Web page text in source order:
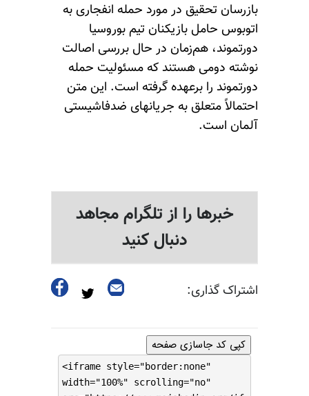
بازرسان تحقیق در مورد حمله انفجاری به
اتوبوس حامل بازیکنان تیم بوروسیا
دورتموند، هم‌زمان در حال بررسی اصالت
نوشته دومی هستند که مسئولیت حمله
دورتموند را برعهده گرفته است. این متن
احتمالاً متعلق به جریانهای ضدفاشیستی
آلمان است.
خبرها را از تلگرام مجاهد
دنبال کنید
اشتراک گذاری:
کپی کد جاسازی صفحه
<iframe style="border:none"
width="100%" scrolling="no"